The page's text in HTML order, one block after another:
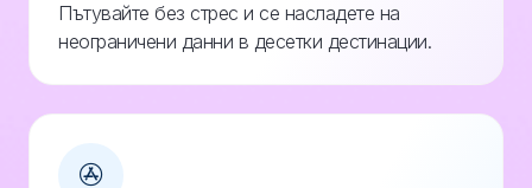
Пътувайте без стрес и се насладете на
неограничени данни в десетки дестинации.